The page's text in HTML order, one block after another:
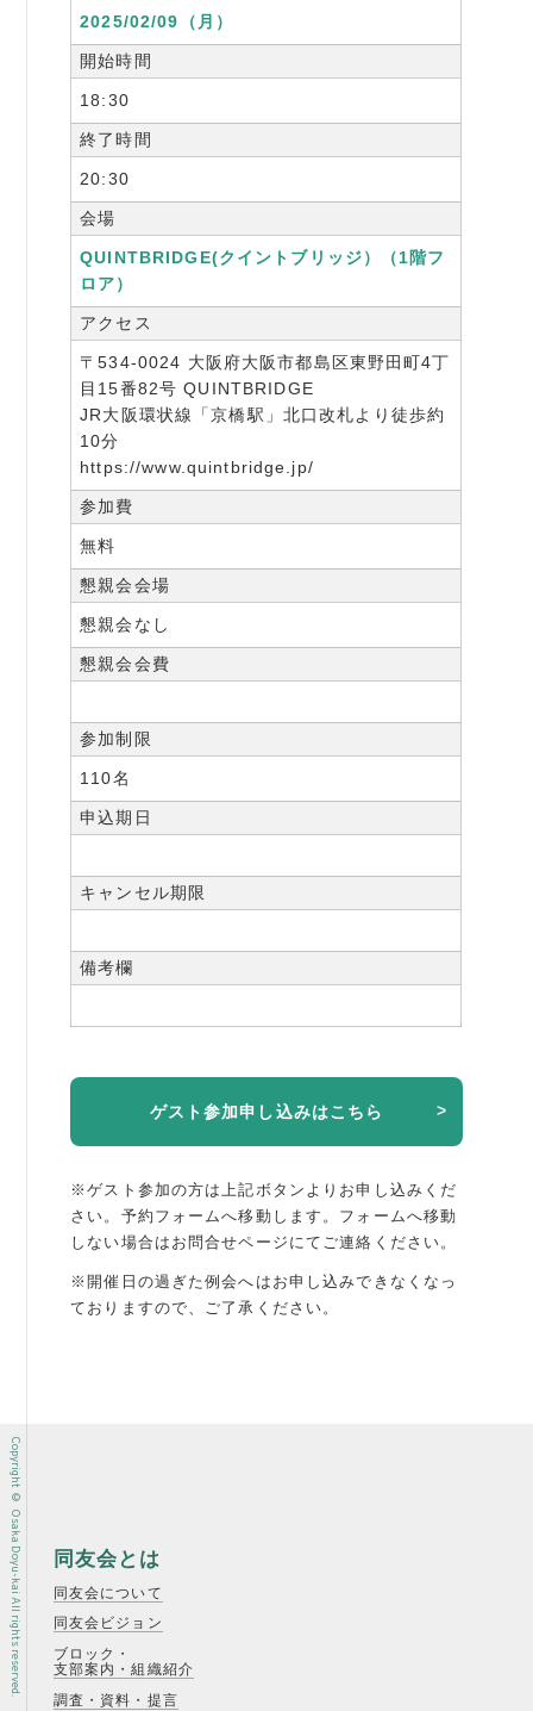
2025/02/09（月）
開始時間
18:30
終了時間
20:30
会場
QUINTBRIDGE(クイントブリッジ）（1階フ
ロア）
アクセス
〒534-0024 大阪府大阪市都島区東野田町4丁
目15番82号 QUINTBRIDGE
JR大阪環状線「京橋駅」北口改札より徒歩約
10分
https://www.quintbridge.jp/
参加費
無料
懇親会会場
懇親会なし
懇親会会費
参加制限
110名
申込期日
キャンセル期限
備考欄
ゲスト参加申し込みはこちら
※ゲスト参加の方は上記ボタンよりお申し込みくだ
さい。予約フォームへ移動します。 フォームへ移動
しない場合はお問合せページにてご連絡ください。
※開催日の過ぎた例会へはお申し込みできなくなっ
ておりますので、ご了承ください。
同友会とは
同友会について
同友会ビジョン
ブロック・
支部案内・組織紹介
調査・資料・提言
Copyright © Osaka Doyu-kai All rights reserved.